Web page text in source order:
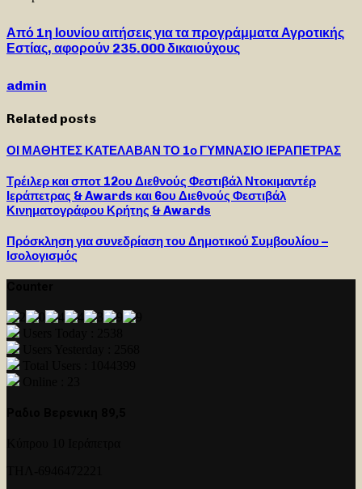
Από 1η Ιουνίου αιτήσεις για τα προγράμματα Αγροτικής
Εστίας, αφορούν 235.000 δικαιούχους
admin
Related posts
ΟΙ ΜΑΘΗΤΕΣ ΚΑΤΕΛΑΒΑΝ ΤΟ 1ο ΓΥΜΝΑΣΙΟ ΙΕΡΑΠΕΤΡΑΣ
Τρέιλερ και σποτ 12ου Διεθνούς Φεστιβάλ Ντοκιμαντέρ
Ιεράπετρας & Awards και 6ου Διεθνούς Φεστιβάλ
Κινηματογράφου Κρήτης & Awards
Πρόσκληση για συνεδρίαση του Δημοτικού Συμβουλίου –
Ισολογισμός